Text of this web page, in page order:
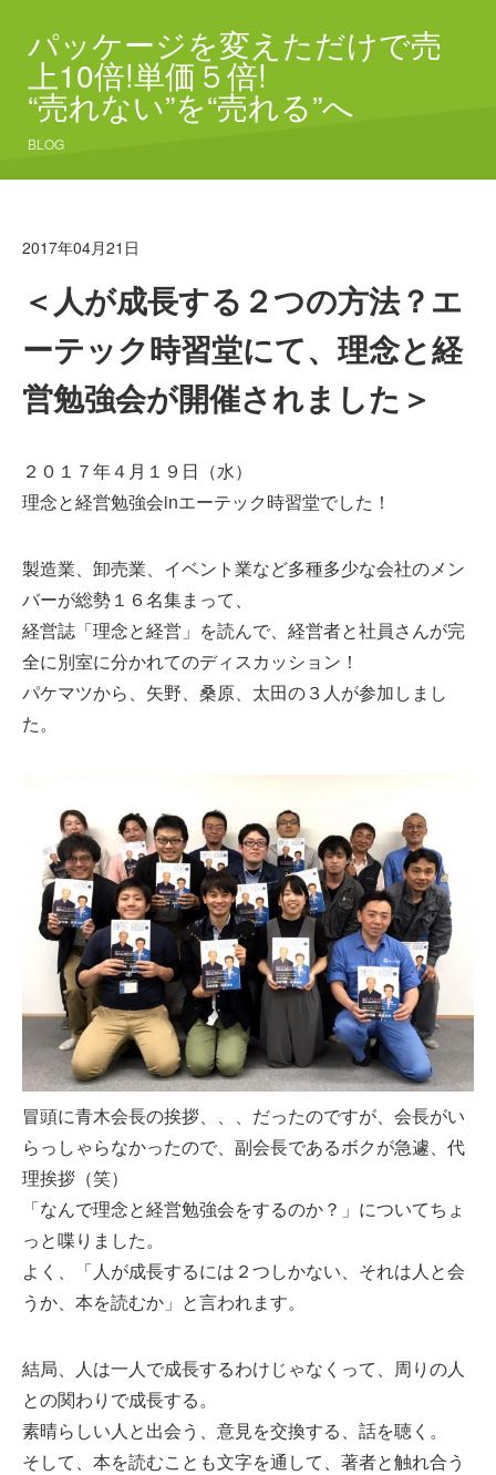
パッケージを変えただけで売
上10倍!単価５倍!
“売れない”を“売れる”へ
BLOG
2017年04月21日
＜人が成長する２つの方法？エ
ーテック時習堂にて、理念と経
営勉強会が開催されました＞
２０１７年４月１９日（水）
理念と経営勉強会inエーテック時習堂でした！
製造業、卸売業、イベント業など多種多少な会社のメン
バーが総勢１６名集まって、
経営誌「理念と経営」を読んで、経営者と社員さんが完
全に別室に分かれてのディスカッション！
パケマツから、矢野、桑原、太田の３人が参加しまし
た。
冒頭に青木会長の挨拶、、、だったのですが、会長がい
らっしゃらなかったので、副会長であるボクが急遽、代
理挨拶（笑）
「なんで理念と経営勉強会をするのか？」についてちょ
っと喋りました。
よく、「人が成長するには２つしかない、それは人と会
うか、本を読むか」と言われます。
結局、人は一人で成長するわけじゃなくって、周りの人
との関わりで成長する。
素晴らしい人と出会う、意見を交換する、話を聴く。
そして、本を読むことも文字を通して、著者と触れ合う